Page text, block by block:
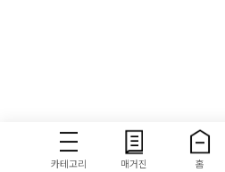
카테고리 매거진 홈